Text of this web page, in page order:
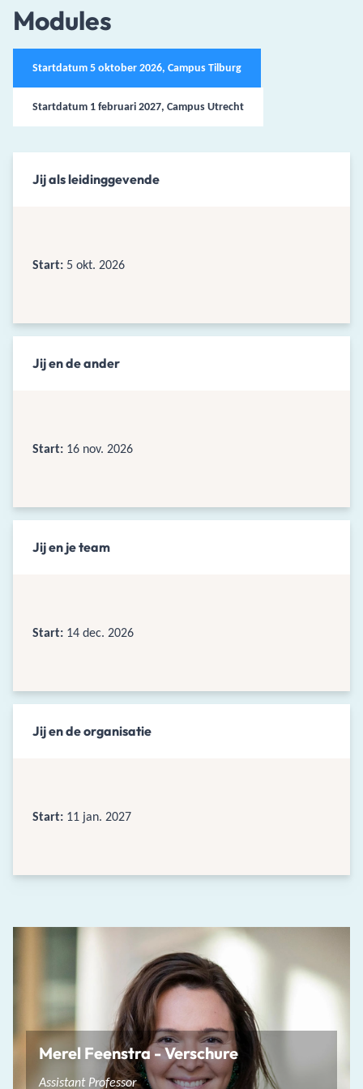
Modules
Startdatum 5 oktober 2026, Campus Tilburg
Startdatum 1 februari 2027, Campus Utrecht
Jij als leidinggevende
Start: 5 okt. 2026
Jij en de ander
Start: 16 nov. 2026
Jij en je team
Start: 14 dec. 2026
Jij en de organisatie
Start: 11 jan. 2027
Merel Feenstra - Verschure
Assistant Professor